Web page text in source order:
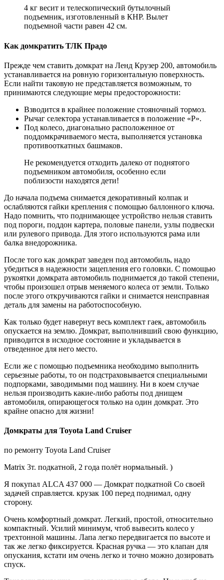
4 кг весит и телескопический бутылочный
подъемник, изготовленный в КНР. Вылет
подъемной части равен 42 см.
Как домкратить ТЛК Прадо
Прежде чем ставить домкрат на Ленд Крузер 200, автомобиль
устанавливается на ровную горизонтальную поверхность.
Если найти таковую не представляется возможным, то
принимаются следующие меры предосторожности:
Взводится в крайнее положение стояночный тормоз.
Рычаг селектора устанавливается в положение «P».
Под колесо, диагонально расположенное от
поддомкрачиваемого места, выполняется установка
противооткатных башмаков.
Не рекомендуется отходить далеко от поднятого
подъемником автомобиля, особенно если
поблизости находятся дети!
До начала подъема снимается декоративный колпак и
ослабляются гайки крепления с помощью баллонного ключа.
Надо помнить, что поднимающее устройство нельзя ставить
под пороги, поддон картера, половые панели, узлы подвески
или рулевого привода. Для этого используются рама или
балка внедорожника.
После того как домкрат заведен под автомобиль, надо
убедиться в надежности зацепления его головки. С помощью
рукоятки домкрата автомобиль поднимается до такой степени,
чтобы произошел отрыв меняемого колеса от земли. Только
после этого откручиваются гайки и снимается неисправная
деталь для замены на работоспособную.
Как только будет навернут весь комплект гаек, автомобиль
опускается на землю. Домкрат, выполнивший свою функцию,
приводится в исходное состояние и укладывается в
отведенное для него место.
Если же с помощью подъемника необходимо выполнить
серьезные работы, то он подстраховывается специальными
подпорками, заводимыми под машину. Ни в коем случае
нельзя производить какие-либо работы под днищем
автомобиля, опирающегося только на один домкрат. Это
крайне опасно для жизни!
Домкраты для Toyota Land Cruiser
по ремонту Toyota Land Cruiser
Matrix 3т. подкатной, 2 года полёт нормальный. )
Я покупал ALCA 437 000 — Домкрат подкатной Со своей
задачей справляется. крузак 100 перед поднимал, одну
сторону.
Очень комфортный домкрат. Легкий, простой, относительно
компактный. Усилий минимум, чтоб вывесить колесо у
трехтонной машины. Лапа легко передвигается по высоте и
так же легко фиксируется. Красная ручка — это клапан для
опускания, кстати им очень легко и точно можно дозировать
спуск.